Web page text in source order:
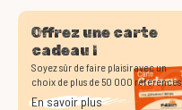
Offrez une carte
cadeau !
Soyez sûr de faire plaisir avec un
choix de plus de 50 000 références
En savoir plus